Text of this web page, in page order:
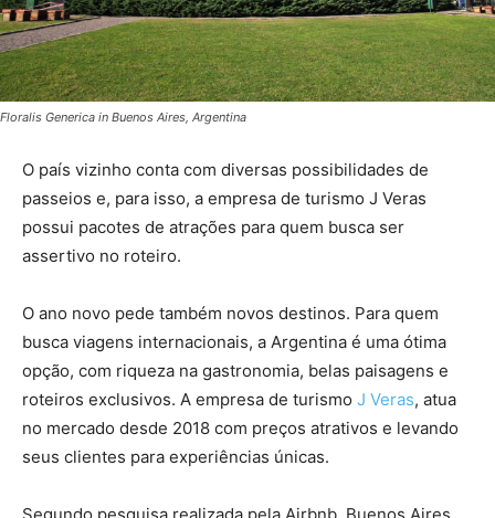
Floralis Generica in Buenos Aires, Argentina
O país vizinho conta com diversas possibilidades de
passeios e, para isso, a empresa de turismo J Veras
possui pacotes de atrações para quem busca ser
assertivo no roteiro.
O ano novo pede também novos destinos. Para quem
busca viagens internacionais, a Argentina é uma ótima
opção, com riqueza na gastronomia, belas paisagens e
roteiros exclusivos. A empresa de turismo J Veras, atua
no mercado desde 2018 com preços atrativos e levando
seus clientes para experiências únicas.